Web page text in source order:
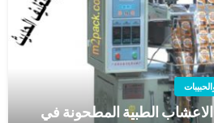
الاعشاب الطبية المطحونة في